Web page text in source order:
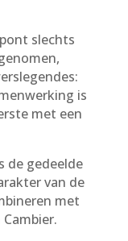
slechts
is
met een
de gedeelde
van de
met